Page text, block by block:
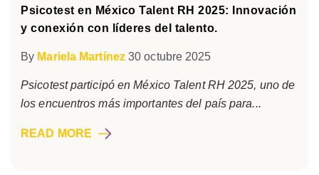
Psicotest en México Talent RH 2025: Innovación
y conexión con líderes del talento.
By Mariela Martínez 30 octubre 2025
Psicotest participó en México Talent RH 2025, uno de
los encuentros más importantes del país para...
READ MORE